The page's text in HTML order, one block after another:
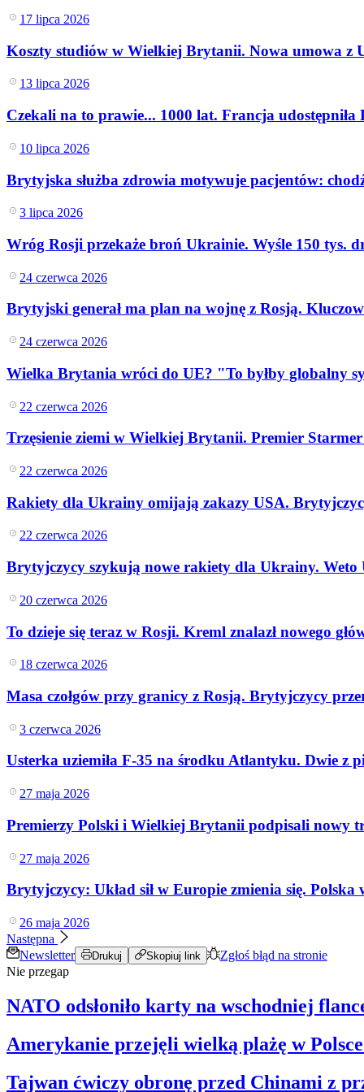
Inwestycje
Bezpieczeństwo
Aktualności
Aktualności
Giełda
Surowce
Kredyty
Kryptowaluty
Twoje pieniądze
Finanse osobiste
Praca
Wynagrodzenia
Kariera
Praca za granicą
Nieruchomości
Mieszkania
Transport
Drogi
Lotnictwo
Wideo
Lifestyle
Edukacja
Turystyka
Zdrowie
Kultura
Technologie
Infor.pl
Dziennik.pl
Zdrowiego.pl
17 lipca 2026
Koszty studiów w Wielkiej Brytanii. Nowa umowa z
13 lipca 2026
Czekali na to prawie... 1000 lat. Francja
10 lipca 2026
Brytyjska służba zdrowia motywuje pacjentów:
3 lipca 2026
Wróg Rosji przekaże broń Ukrainie. Wyśle 150 tys.
24 czerwca 2026
Brytyjski generał ma plan na wojnę z Rosją.
24 czerwca 2026
Wielka Brytania wróci do UE? "To byłby globalny
22 czerwca 2026
Trzęsienie ziemi w Wielkiej Brytanii. Premier Starmer
22 czerwca 2026
Rakiety dla Ukrainy omijają zakazy USA.
22 czerwca 2026
Brytyjczycy szykują nowe rakiety dla Ukrainy. Weto
20 czerwca 2026
To dzieje się teraz w Rosji. Kreml znalazł nowego
18 czerwca 2026
Masa czołgów przy granicy z Rosją. Brytyjczycy
3 czerwca 2026
Usterka uziemiła F-35 na środku Atlantyku. Dwie z
27 maja 2026
Premierzy Polski i Wielkiej Brytanii podpisali nowy
27 maja 2026
Brytyjczycy: Układ sił w Europie zmienia się. Polska
26 maja 2026
Następna
Newsletter
Drukuj Skopiuj link
Zgłoś błąd na stronie
Nie przegap
NATO odsłoniło karty na wschodniej
Amerykanie przejęli wielką plażę w
Tajwan ćwiczy obronę przed Chinami z